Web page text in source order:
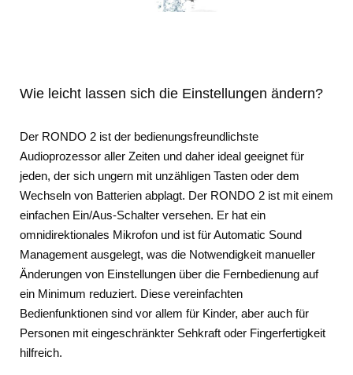
Wie leicht lassen sich die Einstellungen ändern?
Der RONDO 2 ist der bedienungsfreundlichste
Audioprozessor aller Zeiten und daher ideal geeignet für
jeden, der sich ungern mit unzähligen Tasten oder dem
Wechseln von Batterien abplagt. Der RONDO 2 ist mit einem
einfachen Ein/Aus-Schalter versehen. Er hat ein
omnidirektionales Mikrofon und ist für Automatic Sound
Management ausgelegt, was die Notwendigkeit manueller
Änderungen von Einstellungen über die Fernbedienung auf
ein Minimum reduziert. Diese vereinfachten
Bedienfunktionen sind vor allem für Kinder, aber auch für
Personen mit eingeschränkter Sehkraft oder Fingerfertigkeit
hilfreich.